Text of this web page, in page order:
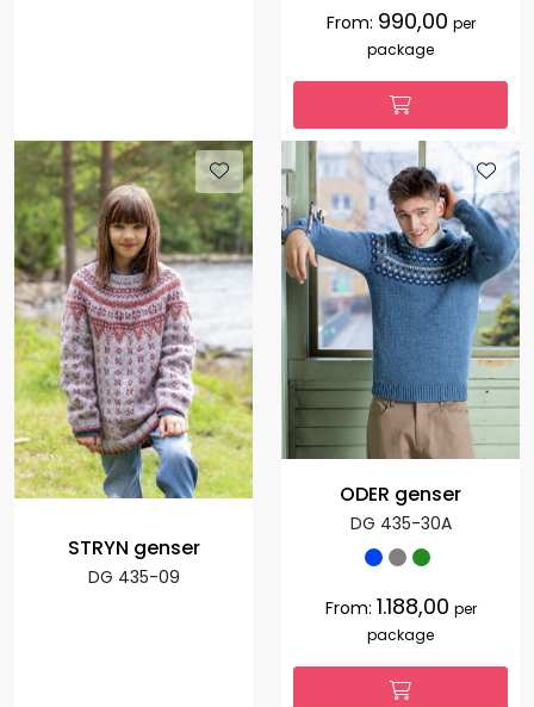
From: 990,00 per
package
STRYN genser
DG 435-09
ODER genser
DG 435-30A
From: 1.188,00 per
package